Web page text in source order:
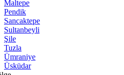
Maltepe
Pendik
Sancaktepe
Sultanbeyli
Şile
Tuzla
Ümraniye
Üsküdar